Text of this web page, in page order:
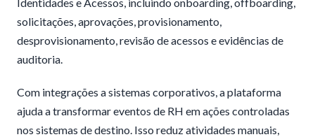
solicitações, aprovações, provisionamento,
desprovisionamento, revisão de acessos e evidências de
auditoria.
Com integrações a sistemas corporativos, a plataforma
ajuda a transformar eventos de RH em ações controladas
nos sistemas de destino. Isso reduz atividades manuais,